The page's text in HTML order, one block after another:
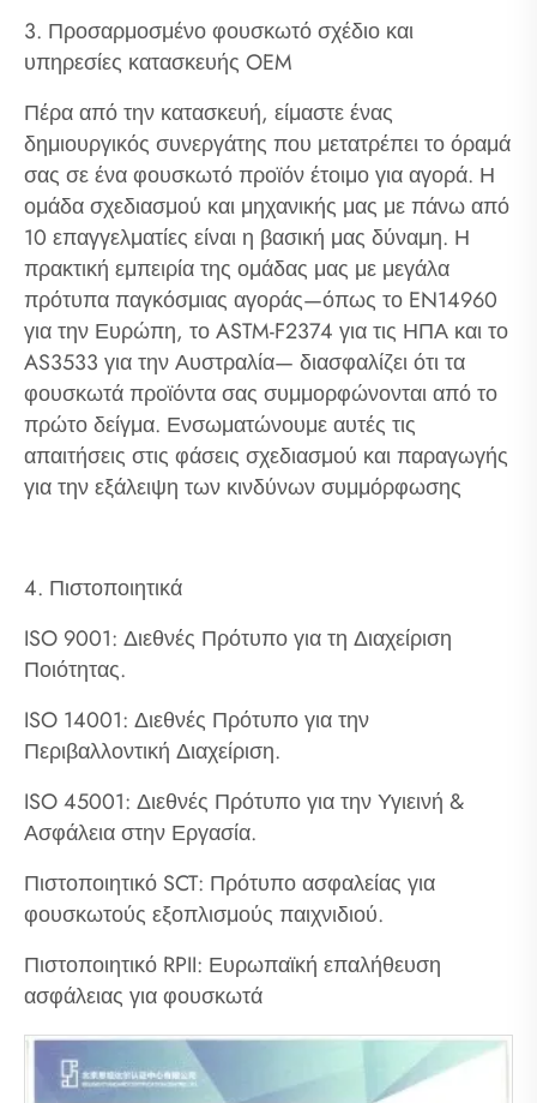
3. Προσαρμοσμένο φουσκωτό σχέδιο και
υπηρεσίες κατασκευής OEM
Πέρα από την κατασκευή, είμαστε ένας
δημιουργικός συνεργάτης που μετατρέπει το όραμά
σας σε ένα φουσκωτό προϊόν έτοιμο για αγορά. Η
ομάδα σχεδιασμού και μηχανικής μας με πάνω από
10 επαγγελματίες είναι η βασική μας δύναμη. Η
πρακτική εμπειρία της ομάδας μας με μεγάλα
πρότυπα παγκόσμιας αγοράς—όπως το EN14960
για την Ευρώπη, το ASTM-F2374 για τις ΗΠΑ και το
AS3533 για την Αυστραλία— διασφαλίζει ότι τα
φουσκωτά προϊόντα σας συμμορφώνονται από το
πρώτο δείγμα. Ενσωματώνουμε αυτές τις
απαιτήσεις στις φάσεις σχεδιασμού και παραγωγής
για την εξάλειψη των κινδύνων συμμόρφωσης
4. Πιστοποιητικά
ISO 9001: Διεθνές Πρότυπο για τη Διαχείριση
Ποιότητας.
ISO 14001: Διεθνές Πρότυπο για την
Περιβαλλοντική Διαχείριση.
ISO 45001: Διεθνές Πρότυπο για την Υγιεινή &
Ασφάλεια στην Εργασία.
Πιστοποιητικό SCT: Πρότυπο ασφαλείας για
φουσκωτούς εξοπλισμούς παιχνιδιού.
Πιστοποιητικό RPII: Ευρωπαϊκή επαλήθευση
ασφάλειας για φουσκωτά